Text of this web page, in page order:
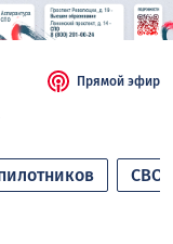
Прямой эфир
СВО